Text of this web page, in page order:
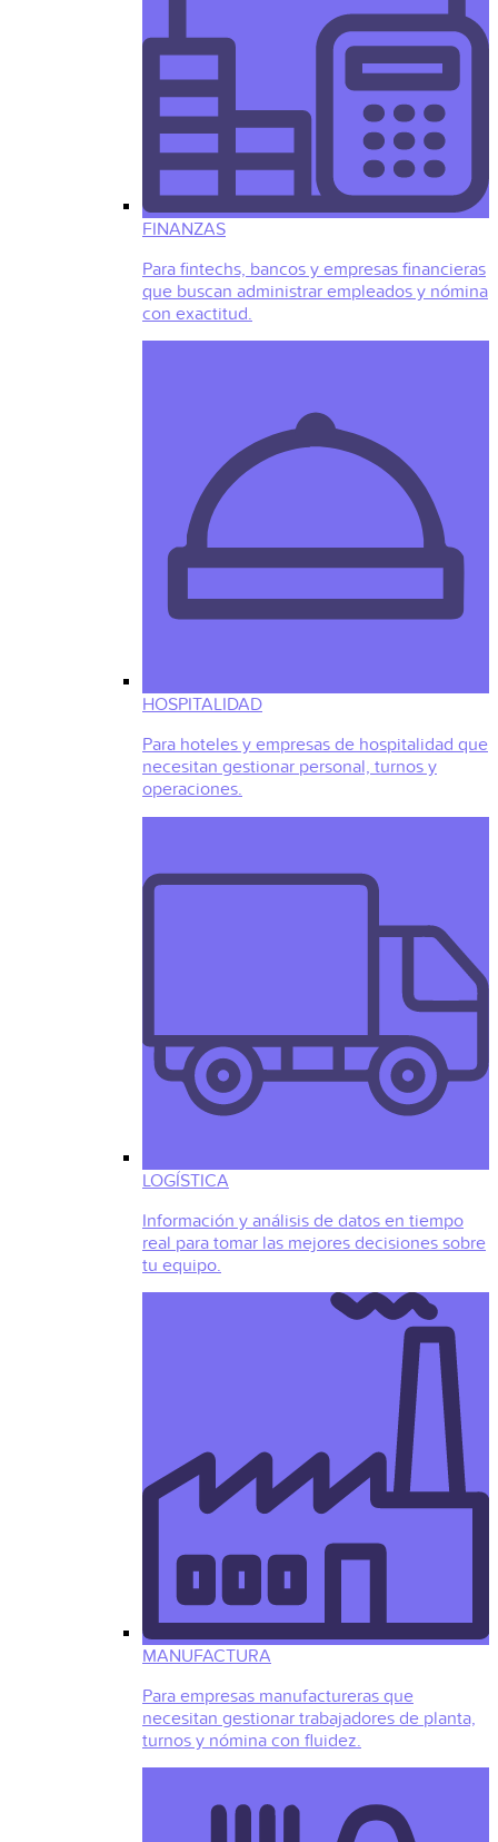
FINANZAS
Para fintechs, bancos y empresas financieras
que buscan administrar empleados y nómina
con exactitud.
HOSPITALIDAD
Para hoteles y empresas de hospitalidad que
necesitan gestionar personal, turnos y
operaciones.
LOGÍSTICA
Información y análisis de datos en tiempo
real para tomar las mejores decisiones sobre
tu equipo.
MANUFACTURA
Para empresas manufactureras que
necesitan gestionar trabajadores de planta,
turnos y nómina con fluidez.